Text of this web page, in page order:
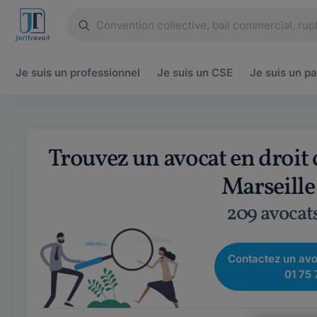
Je suis un professionnel Je suis un CSE Je suis un
Trouvez un avocat en
Marseille
209
Contactez un
01 75